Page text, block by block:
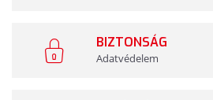
BIZTONSÁG
Adatvédelem